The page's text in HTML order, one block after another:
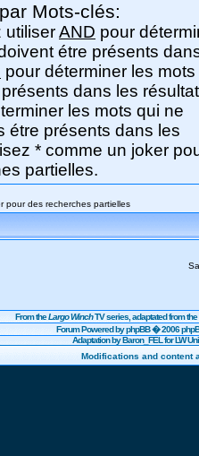
Mots-clés:
utiliserAND pour
étre présents
pour déterminer les
dans les
les mots qui ne
étre présents dans les
* comme un joker
partielles.
pour des recherches partielles
From theLargo WinchTV series, adaptated from
Forum Powered byphpBB� 2006
Adaptation by Baron_FEL for LW
Modifications and content